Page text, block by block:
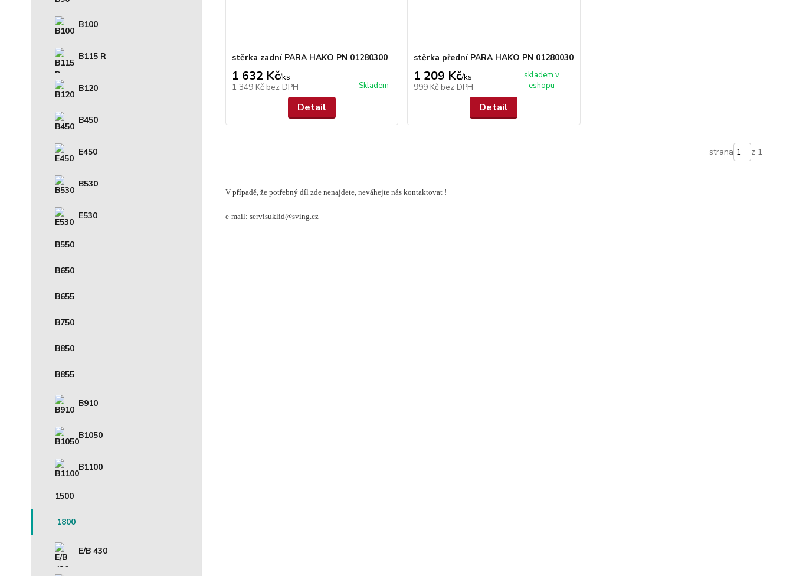
B100
B115 R
B120
B450
E450
B530
E530
B550
B650
B655
B750
B850
B855
B910
B1050
B1100
1500
1800
E/B 430
stěrka zadní PARA HAKO PN 01280300
1 632 Kč/ks
1 349 Kč bez DPH Skladem
Detail
stěrka přední PARA HAKO PN 01280030
1 209 Kč/ks
999 Kč bez DPH
skladem v
eshopu
Detail
strana z 1
V případě, že potřebný díl zde nenajdete, neváhejte nás kontaktovat !
e-mail: servisuklid@sving.cz